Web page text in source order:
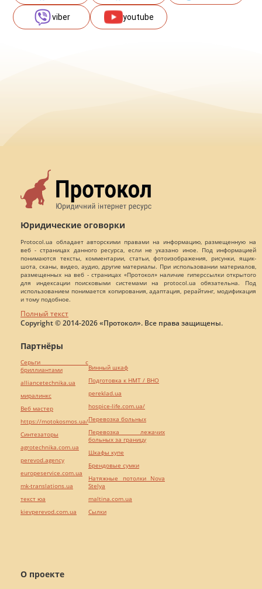
viber youtube
Юридические оговорки
Protocol.ua обладает авторскими правами на информацию, размещенную на
веб - страницах данного ресурса, если не указано иное. Под информацией
понимаются тексты, комментарии, статьи, фотоизображения, рисунки, ящик-
шота, сканы, видео, аудио, другие материалы. При использовании материалов,
размещенных на веб - страницах «Протокол» наличие гиперссылки открытого
для индексации поисковыми системами на protocol.ua обязательна. Под
использованием понимается копирования, адаптация, рерайтинг, модификация
и тому подобное.
Полный текст
Copyright © 2014-2026 «Протокол». Все права защищены.
О проекте
Партнёры
Серьги с
бриллиантами
alliancetechnika.ua
миралинкс
Веб мастер
https://motokosmos.ua/
Синтезаторы
agrotechnika.com.ua
perevod.agency
europeservice.com.ua
mk-translations.ua
текст юа
kievperevod.com.ua
Винный шкаф
Подготовка к НМТ / ВНО
pereklad.ua
hospice-life.com.ua/
Перевозка больных
Перевозка лежачих
больных за границу
Шкафы купе
Брендовые сумки
Натяжные потолки Nova
Stelya
maltina.com.ua
Cылки